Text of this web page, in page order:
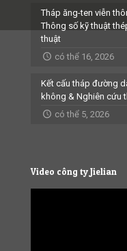
Tháp ăng-ten viễn
Thông số kỹ thuật
thuật
có thể 16, 2026
Kết cấu tháp đường
không & Nghiên cứu
có thể 5, 2026
Video công ty Jielian